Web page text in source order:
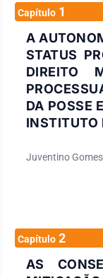
Capítulo 1
A
STATUS
DIREITO
DA POSSE
INSTITUTO
Juventino
Capítulo 2
AS